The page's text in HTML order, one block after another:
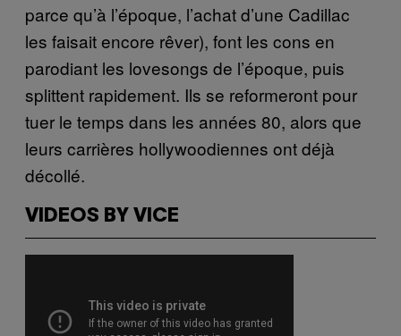
parce qu’à l’époque, l’achat d’une Cadillac
les faisait encore rêver), font les cons en
parodiant les lovesongs de l’époque, puis
splittent rapidement. Ils se reformeront pour
tuer le temps dans les années 80, alors que
leurs carrières hollywoodiennes ont déjà
décollé.
VIDEOS BY VICE